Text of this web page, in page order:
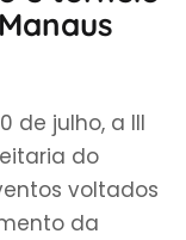
de julho, a III
do
voltados
da